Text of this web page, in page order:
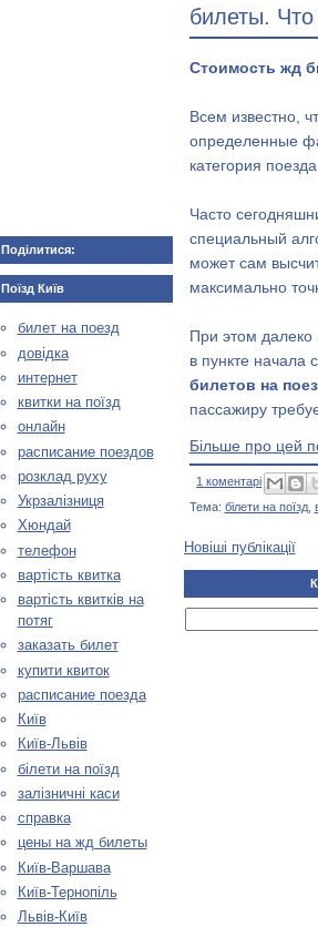
билеты.
Стоимость жд
Всем известно,
определенные
категория поезда.
Часто
специальный
может сам
максимально
При этом далеко
в пункте начала
билетов на
пассажиру
Більше про цей
1 коментарі
Тема: білети на поїзд,
Новіші публікації
Поділитися:
Поїзд Київ
билет на поезд
довідка
интернет
квитки на поїзд
онлайн
расписание поездов
розклад руху
Укрзалізниця
Хюндай
телефон
вартість квитка
вартість квитків на
потяг
заказать билет
купити квиток
расписание поезда
Київ
Київ-Львів
білети на поїзд
залізничні каси
справка
цены на жд билеты
Київ-Варшава
Київ-Тернопіль
Львів-Київ